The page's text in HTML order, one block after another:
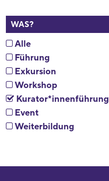
WAS?
Alle
Führung
Exkursion
Workshop
Kurator*innenführung
Event
Weiterbildung